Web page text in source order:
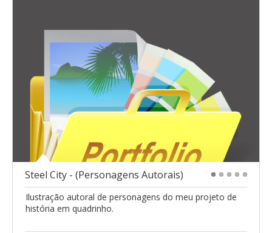
Steel City - (Personagens Autorais)
Ilustração autoral de personagens do meu projeto de
história em quadrinho.